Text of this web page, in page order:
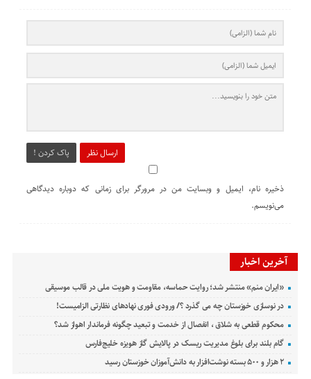
ارسال نظر پاک کردن !
ذخیره نام، ایمیل و وبسایت من در مرورگر برای زمانی که دوباره دیدگاهی
می‌نویسم.
آخرین اخبار
«ایران منم» منتشر شد؛ روایت حماسه، مقاومت و هویت ملی در قالب موسیقی
در نوسازی خوزستان چه می گذرد ؟/ ورودی فوری نهادهای نظارتی الزامیست!
محکوم قطعی به شلاق ، انفصال از خدمت و تبعید چگونه فرماندار اهواز شد؟
گام بلند برای بلوغ مدیریت ریسک در پالایش گاز هویزه خلیج‌فارس
۲ هزار و ۵۰۰ بسته نوشت‌افزار به دانش‌آموزان خوزستان رسید